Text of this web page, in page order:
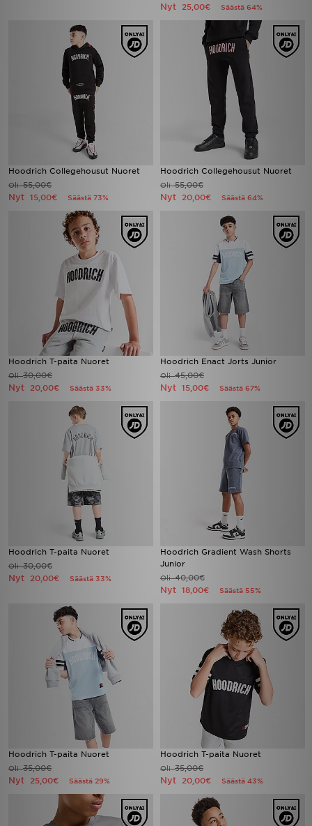
Nyt 25,00€ Säästä 64%
Hoodrich Collegehousut Nuoret
Oli55,00€
Nyt 15,00€ Säästä 73%
Hoodrich Collegehousut Nuoret
Oli55,00€
Nyt 20,00€ Säästä 64%
Hoodrich T-paita Nuoret
Oli30,00€
Nyt 20,00€ Säästä 33%
Hoodrich Enact Jorts Junior
Oli45,00€
Nyt 15,00€ Säästä 67%
Hoodrich T-paita Nuoret
Oli30,00€
Nyt 20,00€ Säästä 33%
Hoodrich Gradient Wash Shorts
Junior
Oli40,00€
Nyt 18,00€ Säästä 55%
Hoodrich T-paita Nuoret
Oli35,00€
Nyt 25,00€ Säästä 29%
Hoodrich T-paita Nuoret
Oli35,00€
Nyt 20,00€ Säästä 43%